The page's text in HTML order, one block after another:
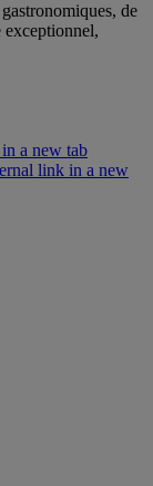
de
exceptionnel,
a new tab
link in a new